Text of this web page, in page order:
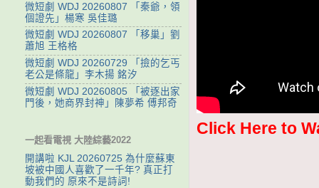
Click Here to
微短劇 WDJ 20260807 「秦爺，領
個證先」楊寒 吳佳璐
微短劇 WDJ 20260807 「移巢」劉
蕭旭 王格格
微短劇 WDJ 20260729 「撿的乞丐
老公是條龍」李木揚 銘汐
微短劇 WDJ 20260805 「被逐出家
門後，她商界封神」陳夢希 傅邦奇
一起看電視 大陸綜藝2022
開講啦 KJL 20260725 為什麼蘇東
坡被中國人喜歡了一千年? 真正打
動我們的 原來不是詩詞!